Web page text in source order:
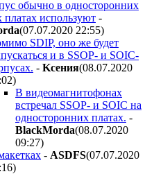
обычно в односторонних
платах используют -
(07.07.2020 22:55)
SDIP, оно же будет
и в SSOP- и SOIC-
- Kceния(08.07.2020
)
В видеомагнитофонах
встречал SSOP- и SOIC на
односторонних платах. -
BlackMorda(08.07.2020
09:27)
- ASDFS(07.07.2020
)